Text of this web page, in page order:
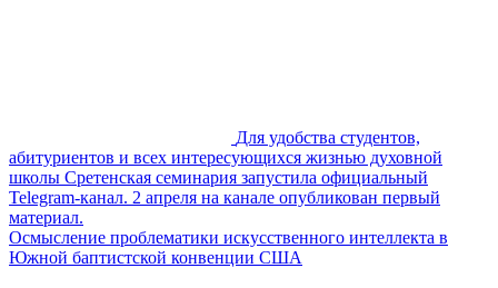
Для удобства студентов,
абитуриентов и всех интересующихся жизнью духовной
школы Сретенская семинария запустила официальный
Telegram-канал. 2 апреля на канале опубликован первый
материал.
Осмысление проблематики искусственного интеллекта в
Южной баптистской конвенции США